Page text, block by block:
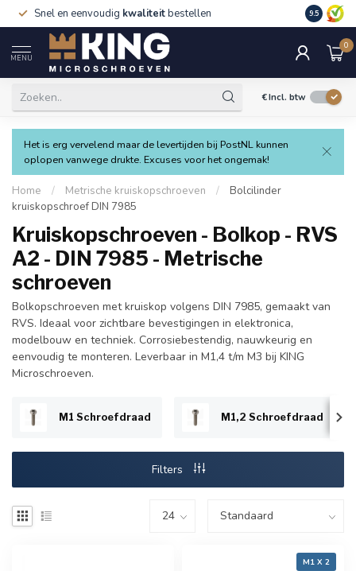
Snel en eenvoudig kwaliteitbestellen 9.5
MENU
0
€Incl. btw
Het is erg vervelend maar de levertijden bij PostNL kunnen
oplopen vanwege drukte. Excuses voor het ongemak!
Home / Metrische kruiskopschroeven /
Bolcilinder
kruiskopschroef DIN 7985
Kruiskopschroeven - Bolkop - RVS
A2 - DIN 7985 - Metrische
schroeven
Bolkopschroeven met kruiskop volgens DIN 7985, gemaakt van
RVS. Ideaal voor zichtbare bevestigingen in elektronica,
modelbouw en techniek. Corrosiebestendig, nauwkeurig en
eenvoudig te monteren. Leverbaar in M1,4 t/m M3 bij KING
Microschroeven.
M1 Schroefdraad M1,2 Schroefdraad
Filters
M1 X 2